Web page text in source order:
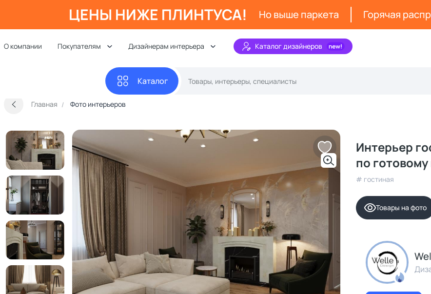
ЦЕНЫ НИЖЕ ПЛИНТУСА! Но выше паркета Горячая
О компании Покупателям Дизайнерам интерьера Каталог дизайнеров
Каталог
Главная Фото интерьеров
Интерьер
по
# гостиная
Товары на фото